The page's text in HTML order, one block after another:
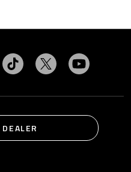
op Facebookop Instagram
MasterSpas op Pinterest
Bezoek MasterSpas op
BezoekBezoek